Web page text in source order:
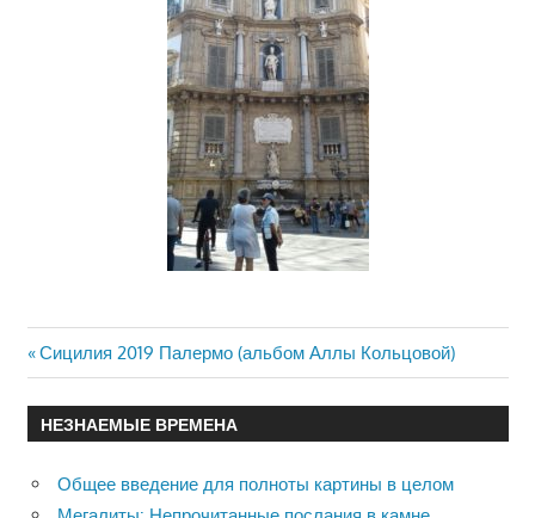
Навигация
по
записям
Previous
Post:
Сицилия 2019 Палермо (альбом Аллы Кольцовой)
НЕЗНАЕМЫЕ ВРЕМЕНА
Общее введение для полноты картины в целом